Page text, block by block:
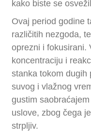
kako biste se
Ovaj period godine
različitih nezgoda,
oprezni i fokusirani.
koncentraciju i
stanka tokom dugih
suvog i vlažnog
gustim
uslove, zbog čega
strpljiv.